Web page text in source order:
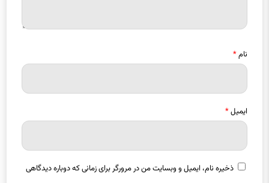
ایمیل*
ذخیره نام، ایمیل و وبسایت من در مرورگر برای زمانی که دوباره دیدگاهی
می‌نویسم.